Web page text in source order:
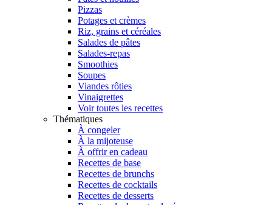
Pizzas
Potages et crèmes
Riz, grains et céréales
Salades de pâtes
Salades-repas
Smoothies
Soupes
Viandes rôties
Vinaigrettes
Voir toutes les recettes
Thématiques
À congeler
À la mijoteuse
À offrir en cadeau
Recettes de base
Recettes de brunchs
Recettes de cocktails
Recettes de desserts